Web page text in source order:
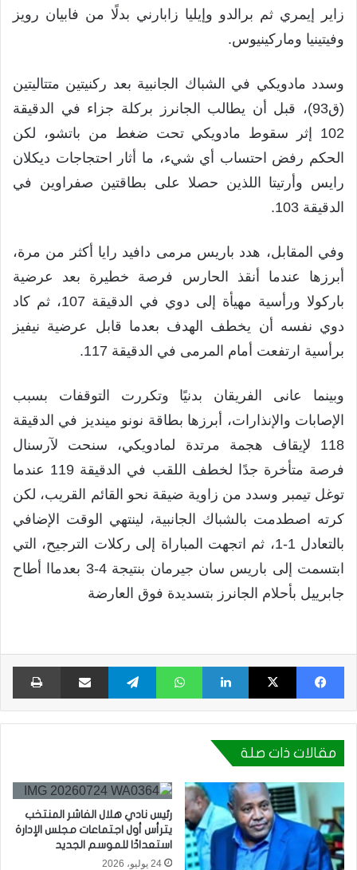
زاير إيمري ثم برالدو وإيليا زابارني بدلًا من فابيان رويز
وفيتينيا وماركينيوس.
وسدد مادويكي في الشباك الجانبية بعد ركنيتين متتاليتين
(ق93)، قبل أن يطالب الجانرز بركلة جزاء في الدقيقة
102 إثر سقوط مادويكي تحت ضغط من باتشو، لكن
الحكم رفض احتساب أي شيء، ما أثار احتجاجات ديكلان
رايس وأرتيتا اللذين حصلا على بطاقتين صفراوين في
الدقيقة 103.
وفي المقابل، هدد باريس مرمى دافيد رايا أكثر من مرة،
أبرزها عندما أنقذ الحارس فرصة خطيرة بعد عرضية
باركولا ورأسية مهيأة إلى دوي في الدقيقة 107، ثم كاد
دوي نفسه أن يخطف الهدف بعدما قابل عرضية نيفيز
برأسية ارتفعت أمام المرمى في الدقيقة 117.
وبينما عانى الفريقان بدنيًا وتكررت التوقفات بسبب
الإصابات والإنذارات، أبرزها بطاقة نونو مينديز في الدقيقة
118 لإيقاف هجمة مرتدة لمادويكي، سنحت لآرسنال
فرصة متأخرة جدًا لخطف اللقب في الدقيقة 119 عندما
توغل تيمبر وسدد من زاوية ضيقة نحو القائم القريب، لكن
كرته اصطدمت بالشباك الجانبية، لينتهي الوقت الإضافي
بالتعادل 1-1، ثم اتجهت المباراة إلى ركلات الترجيح، التي
ابتسمت إلى باريس سان جيرمان بنتيجة 4-3 بعدماا أطاح
جابرييل بأحلام الجانرز بتسديدة فوق العارضة
فيسبوك X لينكدإن واتساب تيلقرام مشاركة عبر البريد
مقالات ذات صلة
رئيس نادي هلال الفاشر المنتخب
يترأس أول اجتماعات مجلس الإدارة
استعدادًا للموسم الجديد
24 يوليو، 2026